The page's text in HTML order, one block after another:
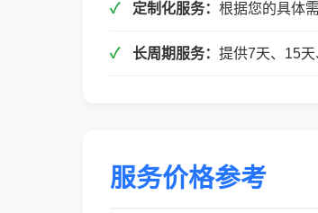
定制化服务： 根据您的具体
长周期服务： 提供7天、15
服务价格参考